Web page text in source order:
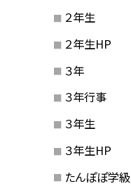
２年生
２年生HP
３年
３年行事
３年生
３年生HP
たんぽぽ学級